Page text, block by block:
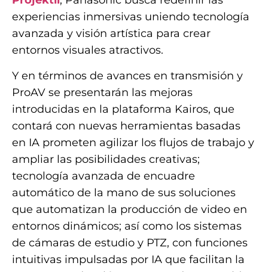
experiencias inmersivas uniendo tecnología
avanzada y visión artística para crear
entornos visuales atractivos.
Y en términos de avances en transmisión y
ProAV se presentarán las mejoras
introducidas en la plataforma Kairos, que
contará con nuevas herramientas basadas
en IA prometen agilizar los flujos de trabajo y
ampliar las posibilidades creativas;
tecnología avanzada de encuadre
automático de la mano de sus soluciones
que automatizan la producción de video en
entornos dinámicos; así como los sistemas
de cámaras de estudio y PTZ, con funciones
intuitivas impulsadas por IA que facilitan la